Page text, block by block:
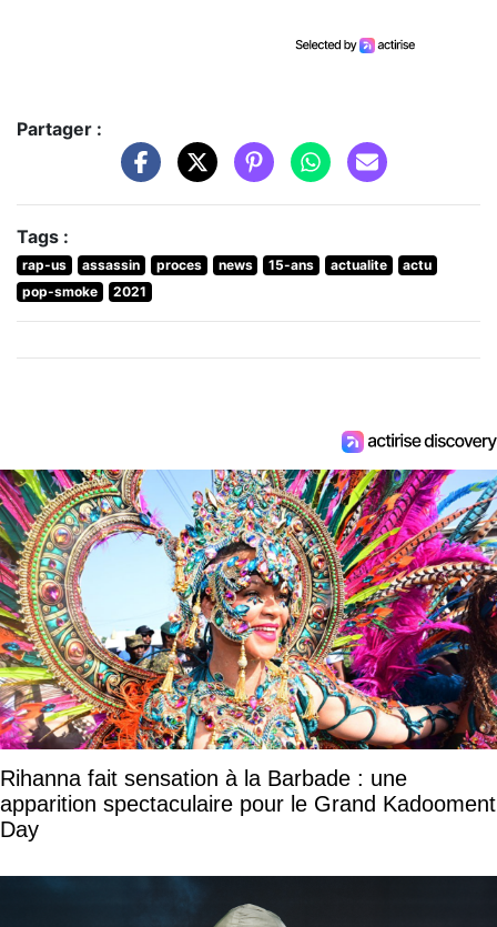
Partager :
Tags :
rap-us assassin proces news 15-ans actualite
actu
pop-smoke
2021
Rihanna fait sensation à la Barbade : une
apparition spectaculaire pour le Grand Kadooment
Day